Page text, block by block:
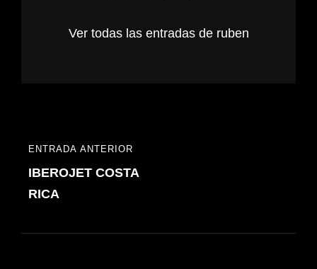
Ver todas las entradas de ruben
Navegación
de
entradas
ENTRADA
ANTERIOR
ENTRADA ANTERIOR
IBEROJET COSTA
RICA